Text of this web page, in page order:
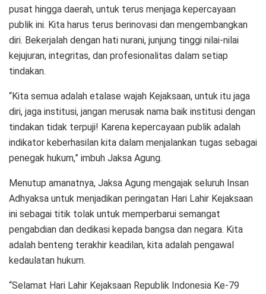
pusat hingga daerah, untuk terus menjaga kepercayaan
publik ini. Kita harus terus berinovasi dan mengembangkan
diri. Bekerjalah dengan hati nurani, junjung tinggi nilai-nilai
kejujuran, integritas, dan profesionalitas dalam setiap
tindakan.
“Kita semua adalah etalase wajah Kejaksaan, untuk itu jaga
diri, jaga institusi, jangan merusak nama baik institusi dengan
tindakan tidak terpuji! Karena kepercayaan publik adalah
indikator keberhasilan kita dalam menjalankan tugas sebagai
penegak hukum,” imbuh Jaksa Agung.
Menutup amanatnya, Jaksa Agung mengajak seluruh Insan
Adhyaksa untuk menjadikan peringatan Hari Lahir Kejaksaan
ini sebagai titik tolak untuk memperbarui semangat
pengabdian dan dedikasi kepada bangsa dan negara. Kita
adalah benteng terakhir keadilan, kita adalah pengawal
kedaulatan hukum.
“Selamat Hari Lahir Kejaksaan Republik Indonesia Ke-79